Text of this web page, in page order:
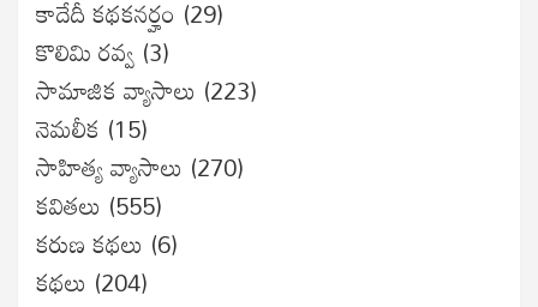
కాదేదీ కథకనర్హం (29)
కొలిమి రవ్వ (3)
సామాజిక వ్యాసాలు (223)
నెమలీక (15)
సాహిత్య వ్యాసాలు (270)
కవితలు (555)
కరుణ కథలు (6)
కథలు (204)